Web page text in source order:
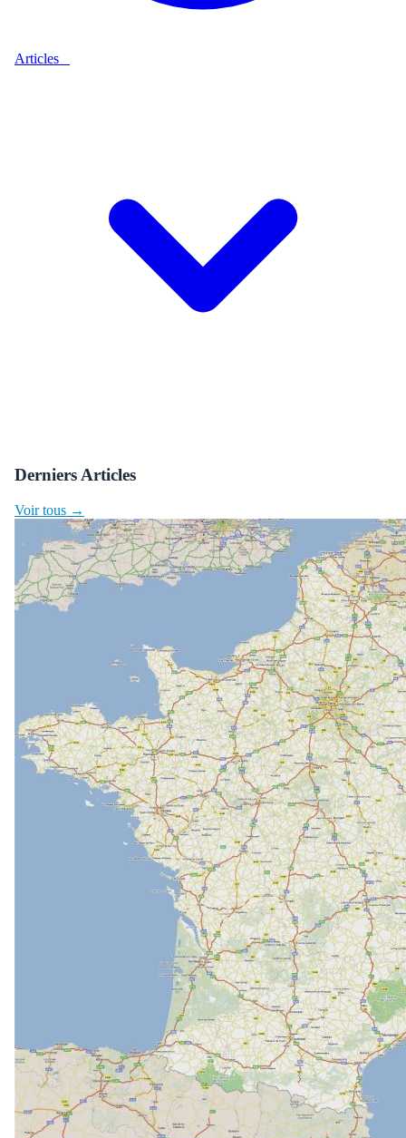
Articles
Derniers Articles
Voir tous →